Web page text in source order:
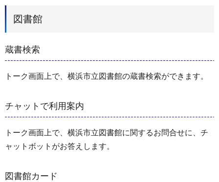
図書館
蔵書検索
トーク画面上で、横浜市立図書館の蔵書検索ができます。
チャットで利用案内
トーク画面上で、横浜市立図書館に関するお問合せに、チ
ャットボットがお答えします。
図書館カード